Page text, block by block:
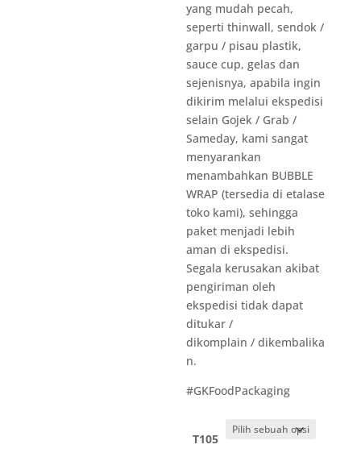
yang mudah pecah,
seperti thinwall, sendok /
garpu / pisau plastik,
sauce cup, gelas dan
sejenisnya, apabila ingin
dikirim melalui ekspedisi
selain Gojek / Grab /
Sameday, kami sangat
menyarankan
menambahkan BUBBLE
WRAP (tersedia di etalase
toko kami), sehingga
paket menjadi lebih
aman di ekspedisi.
Segala kerusakan akibat
pengiriman oleh
ekspedisi tidak dapat
ditukar /
dikomplain / dikembalika
n.
#GKFoodPackaging
T105